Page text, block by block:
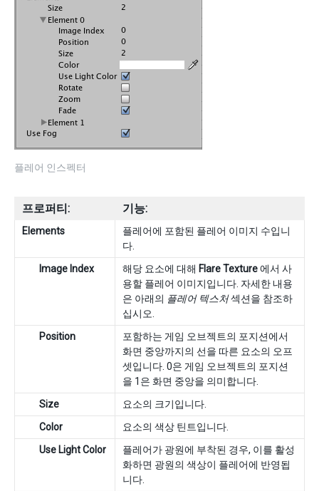
플레어 인스펙터
프로퍼티: 기능:
Elements
플레어에 포함된 플레어 이미지 수입니
다.
Image Index
해당 요소에 대해 Flare Texture에서 사
용할 플레어 이미지입니다. 자세한 내용
은 아래의 플레어 텍스처섹션을 참조하
십시오.
Position
포함하는 게임 오브젝트의 포지션에서
화면 중앙까지의 선을 따른 요소의 오프
셋입니다. 0은 게임 오브젝트의 포지션
을 1은 화면 중앙을 의미합니다.
Size
요소의 크기입니다.
Color
요소의 색상 틴트입니다.
Use Light Color
플레어가 광원에 부착된 경우, 이를 활성
화하면 광원의 색상이 플레어에 반영됩
니다.